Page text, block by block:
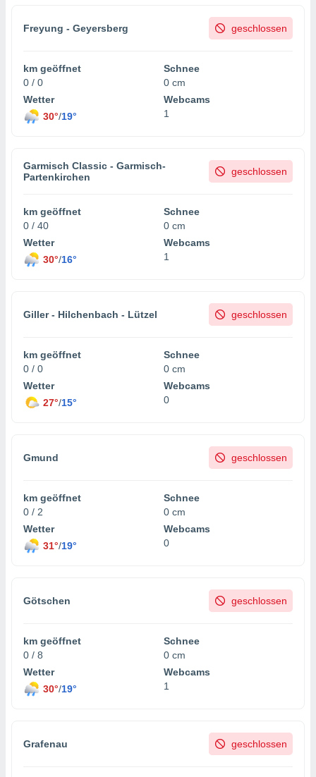
Freyung - Geyersberg geschlossen
km geöffnet
0 / 0
Schnee
0 cm
Wetter
30°/19°
Webcams
1
Garmisch Classic - Garmisch-
Partenkirchen
geschlossen
km geöffnet
0 / 40
Schnee
0 cm
Wetter
30°/16°
Webcams
1
Giller - Hilchenbach - Lützel geschlossen
km geöffnet
0 / 0
Schnee
0 cm
Wetter
27°/15°
Webcams
0
Gmund geschlossen
km geöffnet
0 / 2
Schnee
0 cm
Wetter
31°/19°
Webcams
0
Götschen geschlossen
km geöffnet
0 / 8
Schnee
0 cm
Wetter
30°/19°
Webcams
1
Grafenau geschlossen